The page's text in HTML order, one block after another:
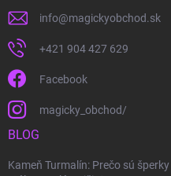
info@magickyobchod.sk
+421 904 427 629
Facebook
magicky_obchod/
BLOG
Kameň Turmalín: Prečo sú